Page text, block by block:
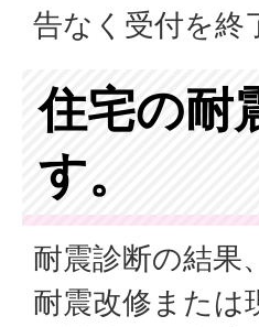
告なく受付を
住宅の耐
す。
耐震診断の結果
耐震改修または